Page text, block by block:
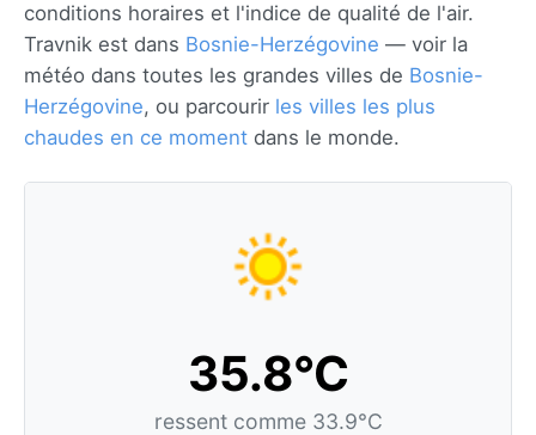
conditions horaires et l'indice de qualité de l'air.
Travnik est dans Bosnie-Herzégovine — voir la
météo dans toutes les grandes villes de Bosnie-
Herzégovine, ou parcourir les villes les plus
chaudes en ce moment dans le monde.
35.8°C
ressent comme 33.9°C